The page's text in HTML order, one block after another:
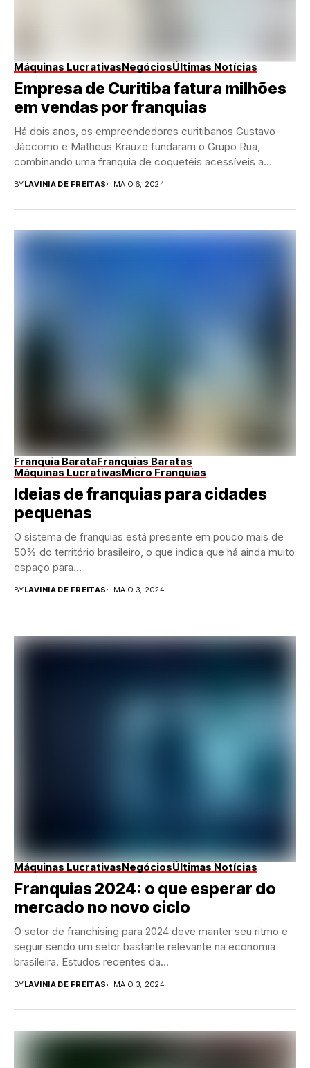
Máquinas LucrativasNegóciosÚltimas Notícias
Empresa de Curitiba fatura milhões
em vendas por franquias
Há dois anos, os empreendedores curitibanos Gustavo
Jáccomo e Matheus Krauze fundaram o Grupo Rua,
combinando uma franquia de coquetéis acessíveis a
BYLAVINIA DE FREITAS MAIO 6, 2024
Franquia BarataFranquias Baratas
Máquinas LucrativasMicro Franquias
Ideias de franquias para cidades
pequenas
O sistema de franquias está presente em pouco mais de
50% do território brasileiro, o que indica que há ainda muito
espaço para...
BYLAVINIA DE FREITAS MAIO 3, 2024
Máquinas LucrativasNegóciosÚltimas Notícias
Franquias 2024: o que esperar do
mercado no novo ciclo
O setor de franchising para 2024 deve manter seu ritmo e
seguir sendo um setor bastante relevante na economia
brasileira. Estudos recentes da...
BYLAVINIA DE FREITAS MAIO 3, 2024